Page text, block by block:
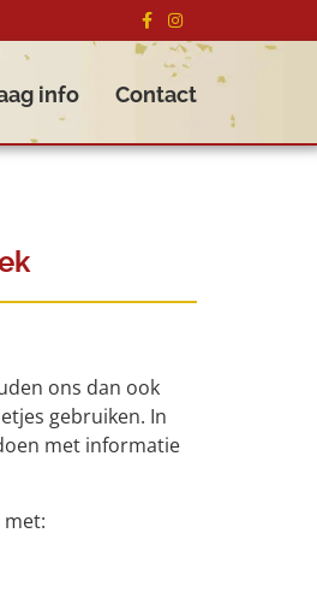
info Contact
ons dan ook
gebruiken. In
met informatie